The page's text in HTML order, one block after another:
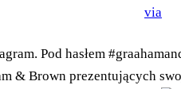
via
Pod hasłem
& Brown prezentujących